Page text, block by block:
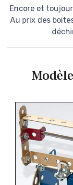
Encore et
Au prix des